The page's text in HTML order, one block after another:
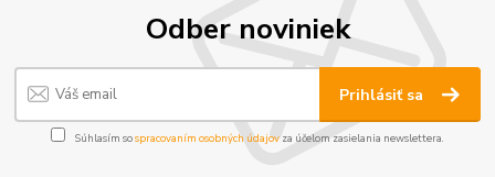
Odber noviniek
Prihlásiť sa
Súhlasím sospracovaním osobných údajov za účelom zasielania newslettera.